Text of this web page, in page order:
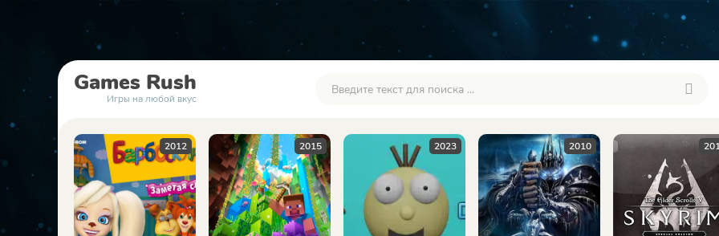
Games Rush
Игры на любой вкус
2012 2015 2023 2010